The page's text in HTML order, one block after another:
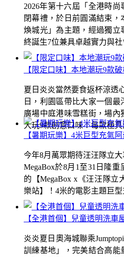
【限定口味】本地潮玩9款
夏日炎炎當然要食返杯涼透
日，利園區帶比大家一個
廣場中庭港味雪糕街，場內
大玩9款創意口味！每款極
【全港首個】兒童透明洗車
炎炎夏日奧海城聯乘
訓練基地」，完美結合高
2026年第十六屆「全港時
閉幕禮，於日前圓滿結束
煥城光」為主題，經過獨立
終誕生7位兼具卓越實力與
【暑期玩樂】4米巨型充氣
今年8月萬眾期待汪汪隊立
MegaBox於8月1至31日隆
的【MegaBox x《汪汪隊
樂站】！4米的電影主題巨型